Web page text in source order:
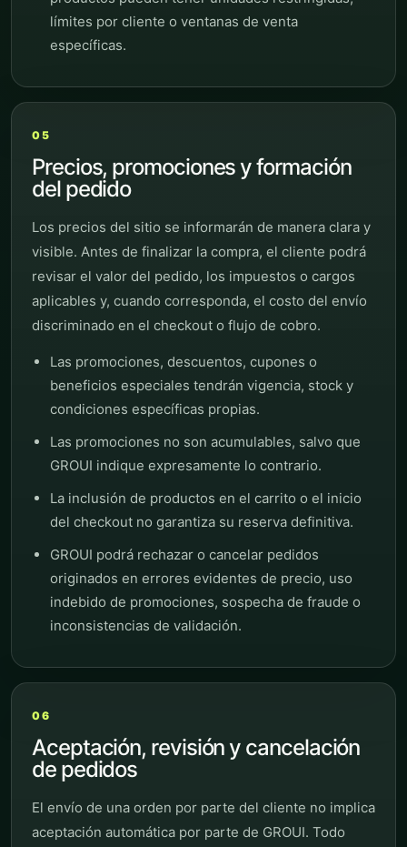
límites por cliente o ventanas de venta
específicas.
05
Precios, promociones y formación
del pedido
Los precios del sitio se informarán de manera clara y
visible. Antes de finalizar la compra, el cliente podrá
revisar el valor del pedido, los impuestos o cargos
aplicables y, cuando corresponda, el costo del envío
discriminado en el checkout o flujo de cobro.
Las promociones, descuentos, cupones o
beneficios especiales tendrán vigencia, stock y
condiciones específicas propias.
Las promociones no son acumulables, salvo que
GROUI indique expresamente lo contrario.
La inclusión de productos en el carrito o el inicio
del checkout no garantiza su reserva definitiva.
GROUI podrá rechazar o cancelar pedidos
originados en errores evidentes de precio, uso
indebido de promociones, sospecha de fraude o
inconsistencias de validación.
06
Aceptación, revisión y cancelación
de pedidos
El envío de una orden por parte del cliente no implica
aceptación automática por parte de GROUI. Todo